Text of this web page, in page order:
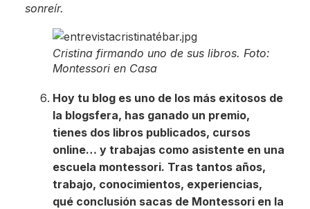
sonreír.
Cristina firmando uno de sus libros. Foto:
Montessori en Casa
Hoy tu blog es uno de los más exitosos de
la blogsfera, has ganado un premio,
tienes dos libros publicados, cursos
online… y trabajas como asistente en una
escuela montessori. Tras tantos años,
trabajo, conocimientos, experiencias,
qué conclusión sacas de Montessori en la